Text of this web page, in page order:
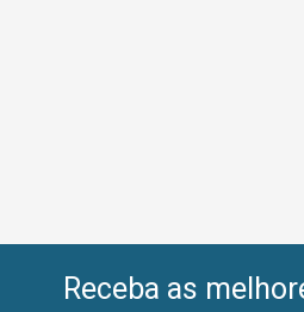
Receba as